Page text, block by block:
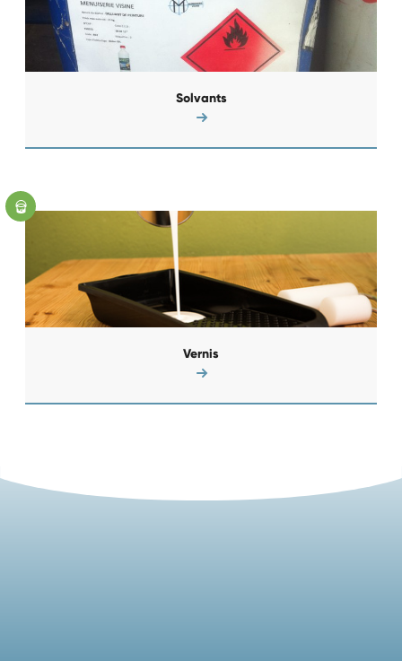
Solvants
Vernis